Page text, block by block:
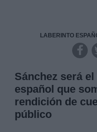
LABERINTO
Sánchez será
español que
rendición de
público